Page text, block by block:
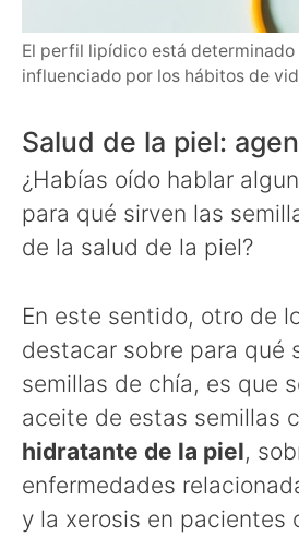
El perfil lipídico está
influenciado por los hábitos de
Salud de la piel:
¿Habías oído hablar
para qué sirven las
de la salud de la piel?
En este sentido, otro de
destacar sobre para qué
semillas de chía, es que
aceite de estas semillas
hidratante de la piel,
enfermedades
y la xerosis en pacientes